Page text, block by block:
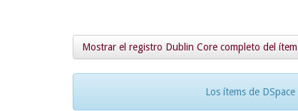
Mostrar el registro Dublin Core completo del ítem
Los ítems de